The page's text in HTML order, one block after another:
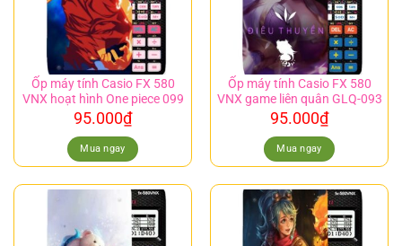
Ốp máy tính Casio FX 580
VNX hoạt hình One piece 099
95.000₫
Mua ngay
Ốp máy tính Casio FX 580
VNX game liên quân GLQ-093
95.000₫
Mua ngay